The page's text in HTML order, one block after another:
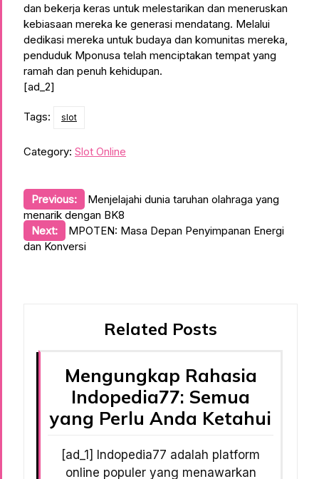
dan bekerja keras untuk melestarikan dan meneruskan
kebiasaan mereka ke generasi mendatang. Melalui
dedikasi mereka untuk budaya dan komunitas mereka,
penduduk Mponusa telah menciptakan tempat yang
ramah dan penuh kehidupan.
[ad_2]
Tags: slot
Category: Slot Online
Post
navigation
Previous:
Menjelajahi dunia taruhan olahraga yang
menarik dengan BK8
Next:
MPOTEN: Masa Depan Penyimpanan Energi
dan Konversi
Related Posts
Mengungkap Rahasia
Indopedia77: Semua
yang Perlu Anda Ketahui
[ad_1] Indopedia77 adalah platform
online populer yang menawarkan